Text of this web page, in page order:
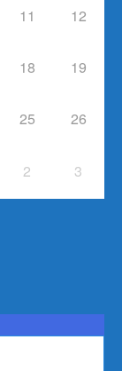
11 12
18 19
25 26
2 3